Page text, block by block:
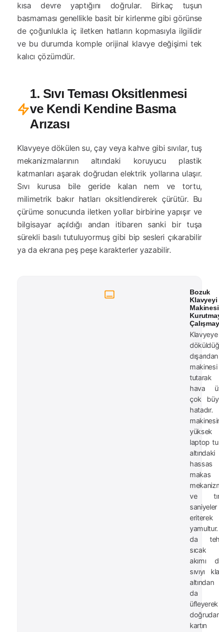
kısa devre yaptığını doğrular. Birkaç tuşun
basmaması genellikle basit bir kirlenme gibi görünse
de çoğunlukla iç iletken hatların kopmasıyla ilgilidir
ve bu durumda komple orijinal klavye değişimi tek
kalıcı çözümdür.
1. Sıvı Teması Oksitlenmesi
ve Kendi Kendine Basma
Arızası
Klavyeye dökülen su, çay veya kahve gibi sıvılar, tuş
mekanizmalarının altındaki koruyucu plastik
katmanları aşarak doğrudan elektrik yollarına ulaşır.
Sıvı kurusa bile geride kalan nem ve tortu,
milimetrik bakır hatları oksitlendirerek çürütür. Bu
çürüme sonucunda iletken yollar birbirine yapışır ve
bilgisayar açıldığı andan itibaren sanki bir tuşa
sürekli basılı tutuluyormuş gibi bip sesleri çıkarabilir
ya da ekrana peş peşe karakterler yazabilir.
Bozuk
Klavyeyi
makinesi
tutarak
hava
çok
yüksek
laptop
altındaki
hassas
makas
ve
eriterek
da
sıcak
akımı
sıvıyı
da
üfleyerek
kartın